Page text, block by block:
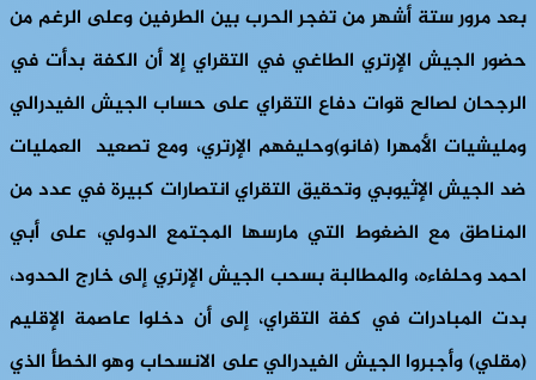
بعد مرور ستة أشهر من تفجر الحرب بين الطرفين وعلى الرغم من
حضور الجيش الإرتري الطاغي في التقراي إلا أن الكفة بدأت في
الرجحان لصالح قوات دفاع التقراي على حساب الجيش الفيدرالي
ومليشيات الأمهرا (فانو)وحليفهم الإرتري، ومع تصعيد العمليات
ضد الجيش الإثيوبي وتحقيق التقراي انتصارات كبيرة في عدد من
المناطق مع الضغوط التي مارسها المجتمع الدولي، على أبي
احمد وحلفاءه، والمطالبة بسحب الجيش الإرتري إلى خارج الحدود،
بدت المبادرات في كفة التقراي، إلى أن دخلوا عاصمة الإقليم
(مقلي) وأجبروا الجيش الفيدرالي على الانسحاب وهو الخطأ الذي